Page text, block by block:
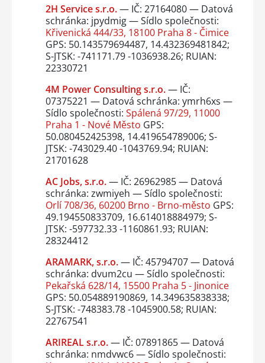
2H Service s.r.o.— IČ: 27164080 — Datová
schránka: jpydmig — Sídlo společnosti:
Křivenická 444/33, 18100 Praha 8 - Čimice
GPS: 50.143579694487, 14.432369481842;
S-JTSK: -741171.79 -1036938.26; RUIAN:
22330721
4M Power Consulting s.r.o.— IČ:
07375221 — Datová schránka: ymrh6xs —
Sídlo společnosti: Spálená 97/29, 11000
Praha 1 - Nové Město GPS:
50.080452425398, 14.419654789006; S-
JTSK: -743029.40 -1043769.94; RUIAN:
21701628
AC Jobs, s.r.o.— IČ: 26962985 — Datová
schránka: zwmiyeh — Sídlo společnosti:
Orlí 708/36, 60200 Brno - Brno-město GPS:
49.194550833709, 16.614018884979; S-
JTSK: -597732.33 -1160861.93; RUIAN:
28324412
ARAMARK, s.r.o.— IČ: 45794707 — Datová
schránka: dvum2cu — Sídlo společnosti:
Pekařská 628/14, 15500 Praha 5 - Jinonice
GPS: 50.054889190869, 14.349635838338;
S-JTSK: -748383.78 -1045900.58; RUIAN:
22767541
ARIREAL s.r.o.— IČ: 07891865 — Datová
schránka: nmdvwc6 — Sídlo společnosti: